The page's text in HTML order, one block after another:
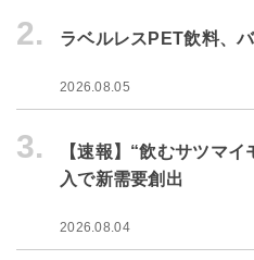
2. ラベルレスPET飲料、
2026.08.05
3.
【速報】“飲むサツマ
入で新需要創出
2026.08.04